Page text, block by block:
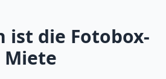
ist die Fotobox-
Miete